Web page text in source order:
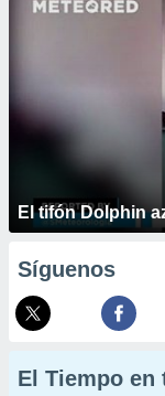
El tifón Dolphin
Síguenos
El Tiempo en